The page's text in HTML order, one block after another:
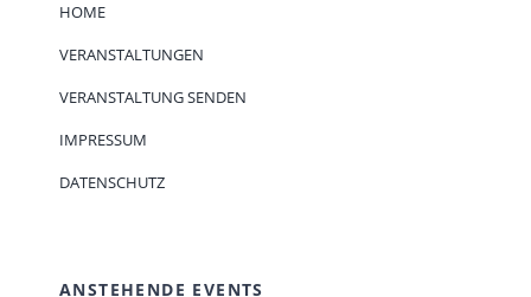
HOME
VERANSTALTUNGEN
VERANSTALTUNG SENDEN
IMPRESSUM
DATENSCHUTZ
ANSTEHENDE EVENTS